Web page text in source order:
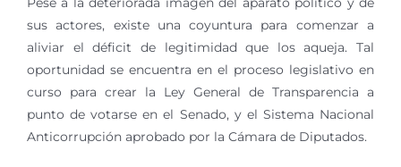
sus actores, existe una coyuntura para comenzar a
aliviar el déficit de legitimidad que los aqueja. Tal
oportunidad se encuentra en el proceso legislativo en
curso para crear la Ley General de Transparencia a
punto de votarse en el Senado, y el Sistema Nacional
Anticorrupción aprobado por la Cámara de Diputados.